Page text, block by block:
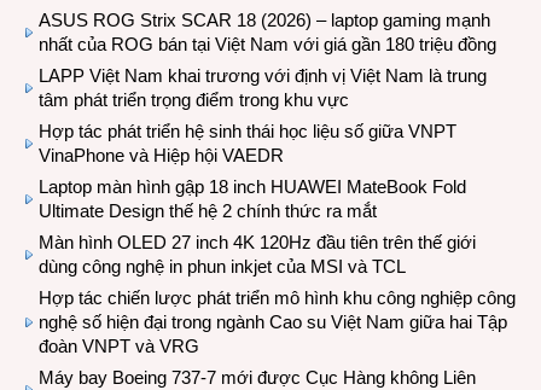
ASUS ROG Strix SCAR 18 (2026) – laptop gaming mạnh
nhất của ROG bán tại Việt Nam với giá gần 180 triệu đồng
LAPP Việt Nam khai trương với định vị Việt Nam là trung
tâm phát triển trọng điểm trong khu vực
Hợp tác phát triển hệ sinh thái học liệu số giữa VNPT
VinaPhone và Hiệp hội VAEDR
Laptop màn hình gập 18 inch HUAWEI MateBook Fold
Ultimate Design thế hệ 2 chính thức ra mắt
Màn hình OLED 27 inch 4K 120Hz đầu tiên trên thế giới
dùng công nghệ in phun inkjet của MSI và TCL
Hợp tác chiến lược phát triển mô hình khu công nghiệp công
nghệ số hiện đại trong ngành Cao su Việt Nam giữa hai Tập
đoàn VNPT và VRG
Máy bay Boeing 737-7 mới được Cục Hàng không Liên